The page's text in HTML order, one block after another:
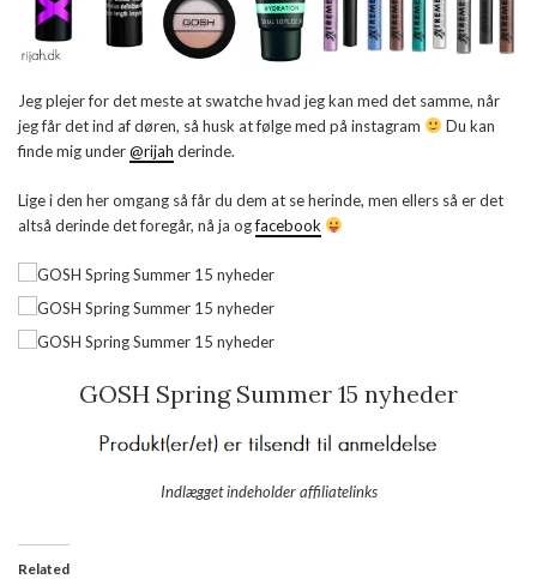
Jeg plejer for det meste at swatche hvad jeg kan med det samme, når
jeg får det ind af døren, så husk at følge med på instagram
Du kan
finde mig under@rijah derinde.
Lige i den her omgang så får du dem at se herinde, men ellers så er det
altså derinde det foregår, nå ja ogfacebook
GOSH Spring Summer 15 nyheder
Indlægget indeholder affiliatelinks
Related